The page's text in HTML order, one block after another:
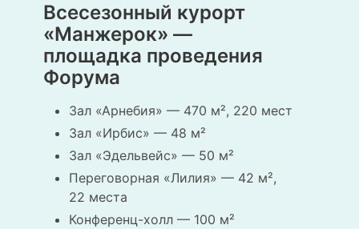
Всесезонный курорт
«Манжерок» —
площадка проведения
Форума
Зал «Арнебия» — 470 м², 220 мест
Зал «Ирбис» — 48 м²
Зал «Эдельвейс» — 50 м²
Переговорная «Лилия» — 42 м²,
22 места
Конференц-холл — 100 м²